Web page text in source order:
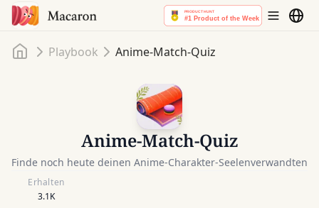
Startseite
Playbook Anime-Match-Quiz
Anime-Match-Quiz
Finde noch heute deinen Anime-Charakter-Seelenverwandten
Erhalten
3.1K